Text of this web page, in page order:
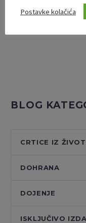
BLOG
CRTICE IZ
DOHRANA
DOJENJE
ISKLJUČIVO
Postavke kolačića